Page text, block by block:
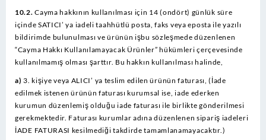
10.2. Cayma hakkının kullanılması için 14 (ondört) günlük süre
içinde SATICI’ ya iadeli taahhütlü posta, faks veya eposta ile yazılı
bildirimde bulunulması ve ürünün işbu sözleşmede düzenlenen
“Cayma Hakkı Kullanılamayacak Ürünler” hükümleri çerçevesinde
kullanılmamış olması şarttır. Bu hakkın kullanılması halinde,
a) 3. kişiye veya ALICI’ ya teslim edilen ürünün faturası, (İade
edilmek istenen ürünün faturası kurumsal ise, iade ederken
kurumun düzenlemiş olduğu iade faturası ile birlikte gönderilmesi
gerekmektedir. Faturası kurumlar adına düzenlenen sipariş iadeleri
İADE FATURASI kesilmediği takdirde tamamlanamayacaktır.)